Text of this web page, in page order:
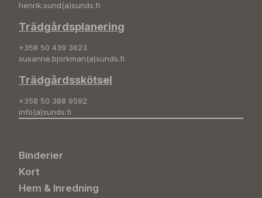
henrik.sund(a)sunds.fi
Trädgårdsplanering
+358 50 439 3623
susanne.bjorkman(a)sunds.fi
Trädgårdsskötsel
+358 50 388 9592
info(a)sunds.fi
Binderier
Kort
Hem & Inredning